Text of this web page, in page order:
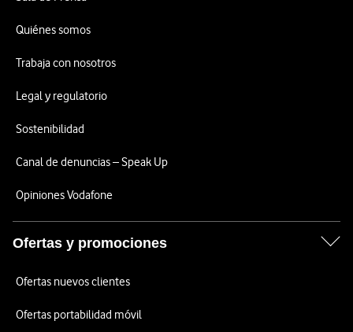
Quiénes somos
Trabaja con nosotros
Legal y regulatorio
Sostenibilidad
Canal de denuncias – Speak Up
Opiniones Vodafone
Ofertas y promociones
Ofertas nuevos clientes
Ofertas portabilidad móvil